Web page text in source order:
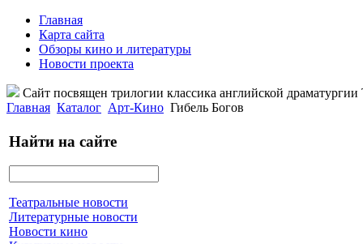
Главная
Карта сайта
Обзоры кино и литературы
Новости проекта
Сайт посвящен трилогии классика английской
Главная Каталог Арт-Кино Гибель Богов
Найти на сайте
Театральные новости
Литературные новости
Новости кино